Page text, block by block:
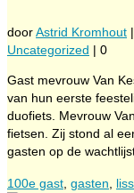
doorAstrid Kromhout |
Uncategorized | 0
Gast mevrouw Van
van hun eerste
duofiets. Mevrouw
fietsen. Zij stond al
gasten op de
100e gast, gasten,